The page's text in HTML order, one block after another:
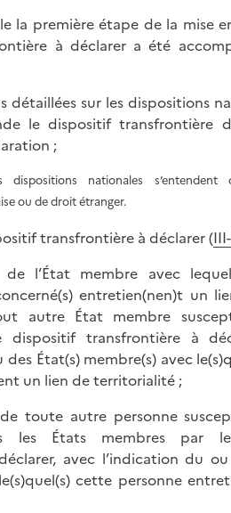
la première étape de la mise
à déclarer a été
détaillées sur les dispositions
le dispositif transfrontière
;
nationales s’entendent
ou de droit étranger.
transfrontière à déclarer (
de l’État membre avec
entretien(nen)t un
autre État membre
dispositif transfrontière à
État(s) membre(s) avec
un lien de territorialité ;
toute autre personne
les États membres par
avec l’indication du
cette personne